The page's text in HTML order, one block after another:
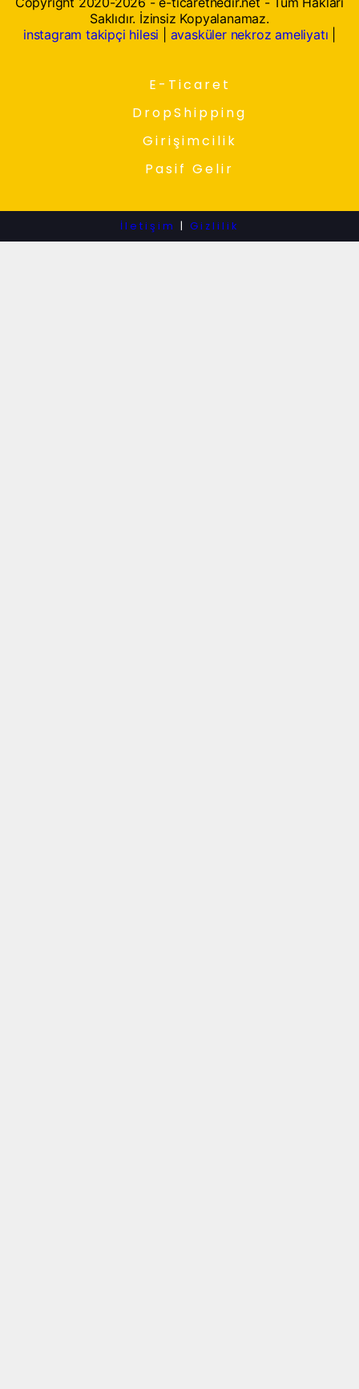
Saklıdır. İzinsiz Kopyalanamaz.
instagram takipçi hilesi
avasküler nekroz ameliyatı
E-Ticaret
DropShipping
Girişimcilik
Pasif Gelir
İletişim | Gizlilik